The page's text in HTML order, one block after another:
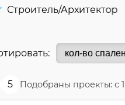
Строитель/Архитектор
5 Подобраны проекты: с 1